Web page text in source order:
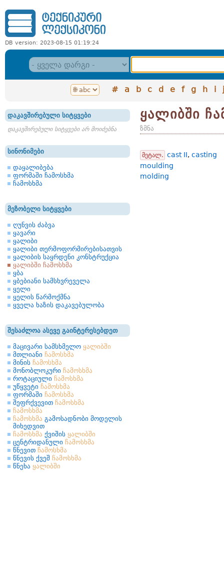
DB version: 2023-08-15 01:19:24
# a b c d e f g h i j
დაკავშირებული სიტყვები
დაკავშირებული სიტყვები არ მოიძებნა
სინონიმები
დაყალიბება
ფორმაში ჩამოსხმა
ჩამოსხმა
მეზობელი სიტყვები
ღუნვის ძაბვა
ყავარი
ყალიბი
ყალიბი თერმოფორმირებისათვის
ყალიბის საყრდენი კონსტრუქცია
ყალიბში ჩამოსხმა
ყბა
ყბებიანი სამსხვრეველა
ყელი
ყელის წარმოქმნა
ყველა ხაზის დაკავებულობა
შესაძლოა ასევე გაინტერესებდეთ
მაცივარი სამსხმელო ყალიბში
მთლიანი ჩამოსხმა
მინის ჩამოსხმა
მონობლოკური ჩამოსხმა
როტაციული ჩამოსხმა
უწყვეტი ჩამოსხმა
ფორმაში ჩამოსხმა
შეფრქვევით ჩამოსხმა
ჩამოსხმა
ჩამოსხმა გამოსადნობი მოდელის
მიხედვით
ჩამოსხმა ქვიშის ყალიბში
ცენტრიდანული ჩამოსხმა
წნევით ჩამოსხმა
წნევის ქვეშ ჩამოსხმა
წნეხა ყალიბში
ყალიბში
ზმნა
მეტალ. cast II, casting
moulding
molding